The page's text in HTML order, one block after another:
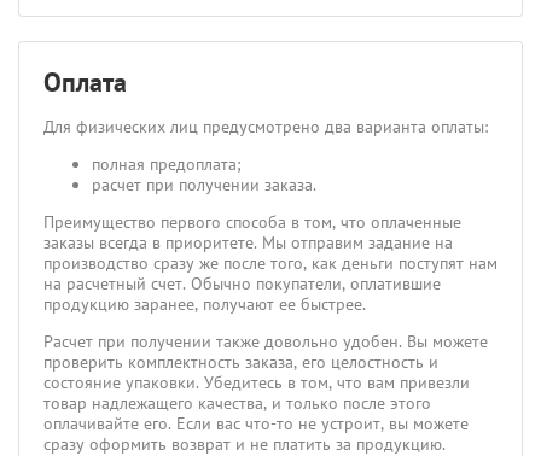
Оплата
Для физических лиц предусмотрено два варианта оплаты:
полная предоплата;
расчет при получении заказа.
Преимущество первого способа в том, что оплаченные
заказы всегда в приоритете. Мы отправим задание на
производство сразу же после того, как деньги поступят нам
на расчетный счет. Обычно покупатели, оплатившие
продукцию заранее, получают ее быстрее.
Расчет при получении также довольно удобен. Вы можете
проверить комплектность заказа, его целостность и
состояние упаковки. Убедитесь в том, что вам привезли
товар надлежащего качества, и только после этого
оплачивайте его. Если вас что-то не устроит, вы можете
сразу оформить возврат и не платить за продукцию.